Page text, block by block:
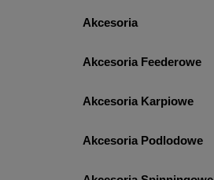
Akcesoria
Akcesoria Feederowe
Akcesoria Karpiowe
Akcesoria Podlodowe